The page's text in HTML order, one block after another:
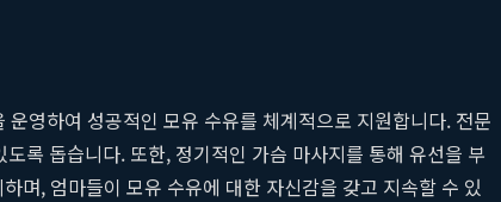
영하여 성공적인 모유 수유를 체계적으로 지원합니다. 전문
록 돕습니다. 또한, 정기적인 가슴 마사지를 통해 유선을 부
며, 엄마들이 모유 수유에 대한 자신감을 갖고 지속할 수 있